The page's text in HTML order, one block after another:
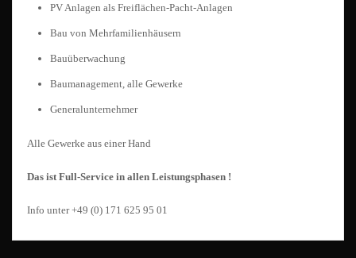
PV Anlagen als Freiflächen-Pacht-Anlagen
Bau von Mehrfamilienhäusern
Bauüberwachung
Baumanagement, alle Gewerke
Generalunternehmer
Alle Gewerke aus einer Hand
Das ist Full-Service in allen Leistungsphasen !
Info unter +49 (0) 171 625 95 01